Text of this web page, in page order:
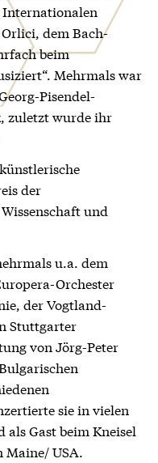
Internationalen
dem Bach-
beim
Mehrmals war
Pisendel-
zuletzt wurde ihr
der
und
u.a. dem
Orchester
der Vogtland-
Stuttgarter
von Jörg-Peter
sie in vielen
Gast beim Kneisel
Maine/ USA.